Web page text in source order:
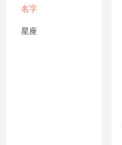
名字
星座